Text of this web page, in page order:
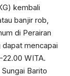
kembali
banjir rob,
di Perairan
mencapai
22.00 WITA.
Barito